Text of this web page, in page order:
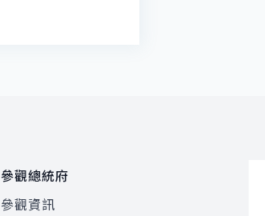
參觀總統府
參觀資訊